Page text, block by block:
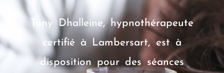
Tony Dhalleine, hypnothérapeute
certifié à Lambersart, est à
disposition pour des séances